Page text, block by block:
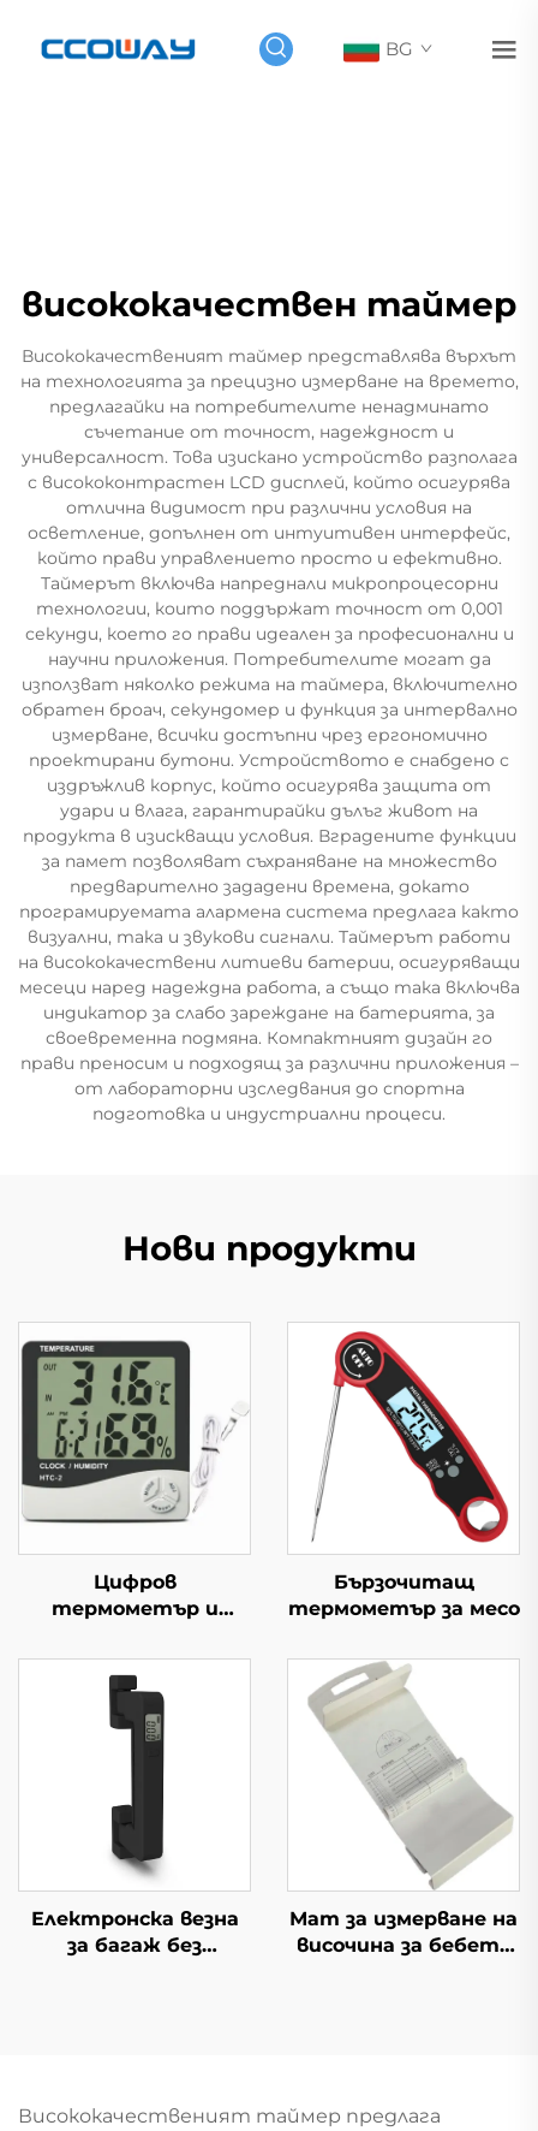
BG
висококачествен таймер
Висококачественият таймер представлява върхът
на технологията за прецизно измерване на времето,
предлагайки на потребителите ненадминато
съчетание от точност, надеждност и
универсалност. Това изискано устройство разполага
с висококонтрастен LCD дисплей, който осигурява
отлична видимост при различни условия на
осветление, допълнен от интуитивен интерфейс,
който прави управлението просто и ефективно.
Таймерът включва напреднали микропроцесорни
технологии, които поддържат точност от 0,001
секунди, което го прави идеален за професионални и
научни приложения. Потребителите могат да
използват няколко режима на таймера, включително
обратен броач, секундомер и функция за интервално
измерване, всички достъпни чрез ергономично
проектирани бутони. Устройството е снабдено с
издръжлив корпус, който осигурява защита от
удари и влага, гарантирайки дълъг живот на
продукта в изискващи условия. Вградените функции
за памет позволяват съхраняване на множество
предварително зададени времена, докато
програмируемата алармена система предлага както
визуални, така и звукови сигнали. Таймерът работи
на висококачествени литиеви батерии, осигуряващи
месеци наред надеждна работа, а също така включва
индикатор за слабо зареждане на батерията, за
своевременна подмяна. Компактният дизайн го
прави преносим и подходящ за различни приложения –
от лабораторни изследвания до спортна
подготовка и индустриални процеси.
Нови продукти
Цифров
термометър и
вътрешно и външно
използване с дисплей
Бързочитащ
термометър за месо
Електронска везна
за багаж без
Мат за измерване на
височина за бебета
Висококачественият таймер предлага